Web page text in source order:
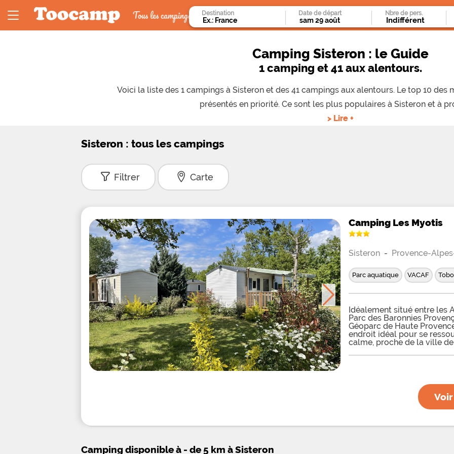
Tous les campings Destination Date de départ Nbre de pers.
Camping Sisteron : le Guide
1 camping et 41 aux alentours.
Voici la liste des 1 campings à Sisteron et des 41 campings aux alentours. Le top 10
présentés en priorité. Ce sont les plus populaires à Sisteron et à
> Lire +
Sisteron : tous les campings
Filtrer Carte
Camping Les Myotis
Sisteron - Provence-
Parc aquatique VACAF
Idéalement situé entre les
Parc des Baronnies
Géoparc de Haute
endroit idéal pour se
calme, proche de la ville
les richesses du
qui nous entoure. Le
entente et la joie de vivre
vous propose des
terrain plat avec un sol en
100 m2. Pour plus de
ou une cabatente pour
Camping disponible à - de 5 km à Sisteron